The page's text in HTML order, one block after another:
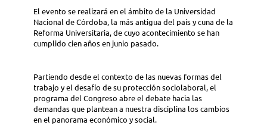
El evento se realizará en el ámbito de la Universidad
Nacional de Córdoba, la más antigua del país y cuna de la
Reforma Universitaria, de cuyo acontecimiento se han
cumplido cien años en junio pasado.
Partiendo desde el contexto de las nuevas formas del
trabajo y el desafío de su protección sociolaboral, el
programa del Congreso abre el debate hacia las
demandas que plantean a nuestra disciplina los cambios
en el panorama económico y social.